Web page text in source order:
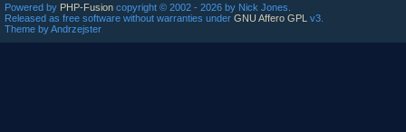
Powered by PHP-Fusion copyright © 2002 - 2026 by Nick Jones.
Released as free software without warranties under GNU Affero GPL v3.
Theme by Andrzejster